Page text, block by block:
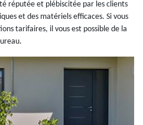
réputée et plébiscitée par les clients
et des matériels efficaces. Si vous
tarifaires, il vous est possible de la